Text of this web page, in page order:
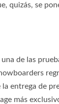
quizás, se
de las
entrega de
más